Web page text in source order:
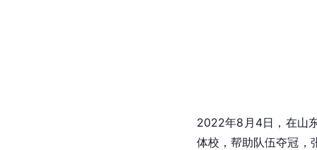
2022年8月4日，在山
体校，帮助队伍夺冠，